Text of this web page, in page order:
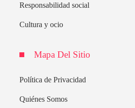
Responsabilidad social
Cultura y ocio
Mapa Del Sitio
Política de Privacidad
Quiénes Somos